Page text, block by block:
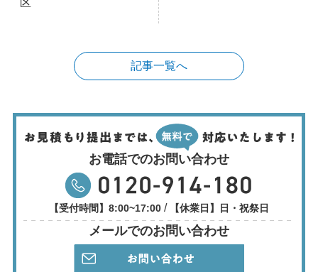
区
記事一覧へ
お電話でのお問い合わせ
【受付時間】8:00~17:00 / 【休業日】日・祝祭日
メールでのお問い合わせ